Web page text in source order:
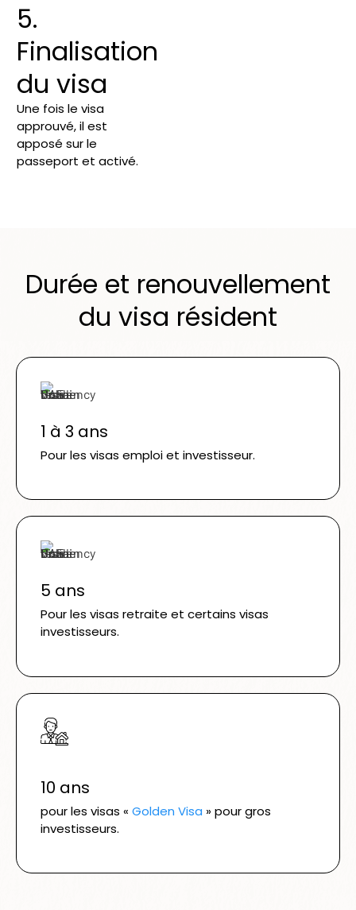
5.
Finalisation
du visa
Une fois le visa
approuvé, il est
apposé sur le
passeport et activé.
Durée et renouvellement
du visa résident
1 à 3 ans
Pour les visas emploi et investisseur.
5 ans
Pour les visas retraite et certains visas
investisseurs.
10 ans
pour les visas « Golden Visa » pour gros
investisseurs.